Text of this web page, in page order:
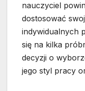
nauczyciel
dostosować
indywidualnych
się na kilka
decyzji o
jego styl pracy